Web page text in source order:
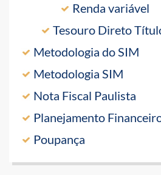
Renda variável
Tesouro Direto
Metodologia do SIM
Metodologia SIM
Nota Fiscal Paulista
Planejamento
Poupança